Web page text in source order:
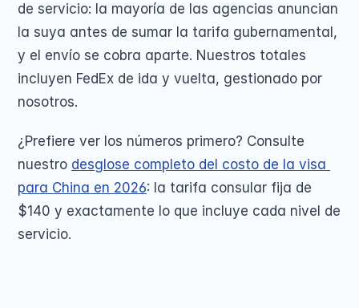
de servicio: la mayoría de las agencias anuncian
la suya antes de sumar la tarifa gubernamental,
y el envío se cobra aparte. Nuestros totales
incluyen FedEx de ida y vuelta, gestionado por
nosotros.
¿Prefiere ver los números primero? Consulte
nuestro desglose completo del costo de la visa
para China en 2026: la tarifa consular fija de
$140 y exactamente lo que incluye cada nivel de
servicio.